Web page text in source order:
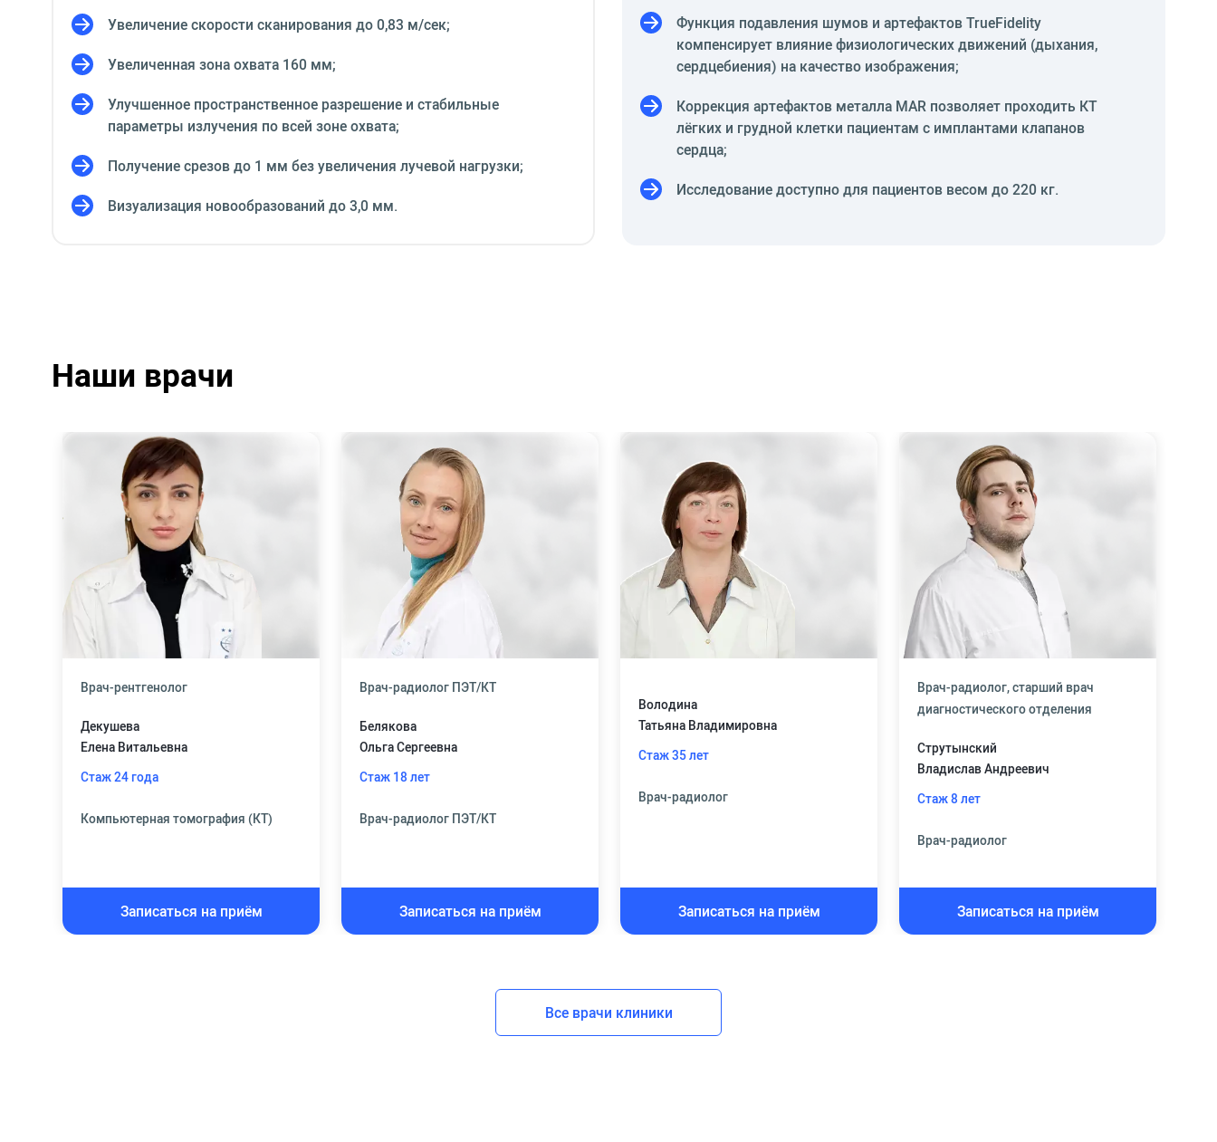
Увеличение скорости сканирования до 0,83 м/сек;
Увеличенная зона охвата 160 мм;
Улучшенное пространственное разрешение и стабильные
параметры излучения по всей зоне охвата;
Получение срезов до 1 мм без увеличения лучевой нагрузки;
Визуализация новообразований до 3,0 мм.
Функция подавления шумов и артефактов TrueFidelity
компенсирует влияние физиологических движений (дыхания,
сердцебиения) на качество изображения;
Коррекция артефактов металла MAR позволяет проходить КТ
лёгких и грудной клетки пациентам с имплантами клапанов
сердца;
Исследование доступно для пациентов весом до 220 кг.
Наши врачи
Врач-рентгенолог
Декушева
Елена Витальевна
Стаж 24 года
Компьютерная томография (КТ)
Записаться на приём
Врач-радиолог ПЭТ/КТ
Белякова
Ольга Сергеевна
Стаж 18 лет
Врач-радиолог ПЭТ/КТ
Записаться на приём
Володина
Татьяна Владимировна
Стаж 35 лет
Врач-радиолог
Записаться на приём
Врач-радиолог, старший врач
диагностического отделения
Струтынский
Владислав Андреевич
Стаж 8 лет
Врач-радиолог
Записаться на приём
Все врачи клиники